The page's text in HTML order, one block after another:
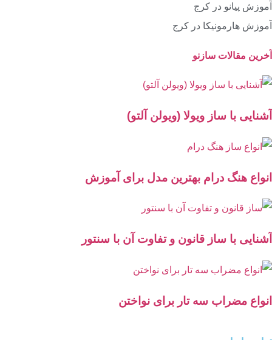
آموزش پیانو در کرج
آموزش هارمونیکا در کرج
آخرین مقالات سازنو
آشنایی با ساز ویولا (ویولن آلتو)
انواع هنگ درام بهترین مدل برای آموزش
آشنایی با ساز قانون و تفاوت آن با سنتور
انواع مضراب سه تار برای نواختن